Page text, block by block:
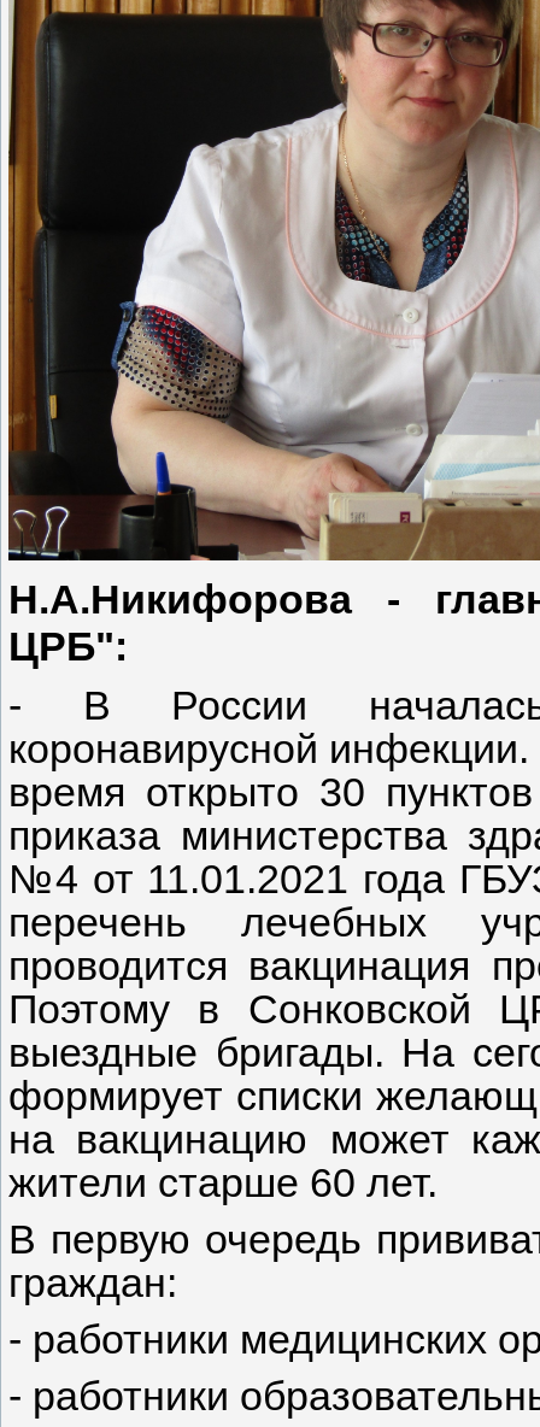
Н.А.Никифорова -
ЦРБ":
- В России
коронавирусной
время открыто 30
приказа министерства
№4 от 11.01.2021 года
перечень лечебных
проводится вакцинация
Поэтому в Сонковской
выездные бригады. На
формирует списки
на вакцинацию может
жители старше 60 лет.
В первую очередь
граждан:
- работники медицинских
- работники